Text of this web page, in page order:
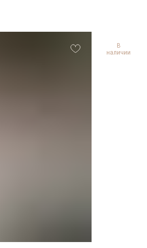
В
наличии